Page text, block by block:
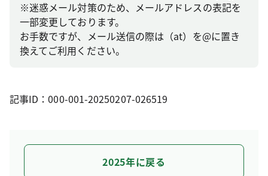
※迷惑メール対策のため、メールアドレスの表記を
一部変更しております。
お手数ですが、メール送信の際は（at）を@に置き
換えてご利用ください。
記事ID：000-001-20250207-026519
2025年に戻る